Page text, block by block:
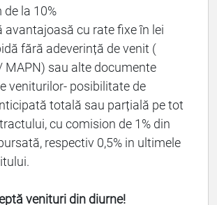
la 10%
avantajoasă cu rate fixe în lei
fără adeverință de venit (
MAPN) sau alte documente
veniturilor- posibilitate de
totală sau parțială pe tot
cu comision de 1% din
respectiv 0,5% in ultimele
venituri din diurne!